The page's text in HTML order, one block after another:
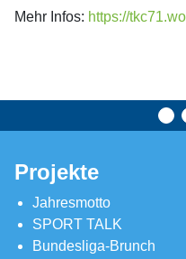
Mehr Infos: https://
Projekte
Jahresmotto
SPORT TALK
Bundesliga-Brunch